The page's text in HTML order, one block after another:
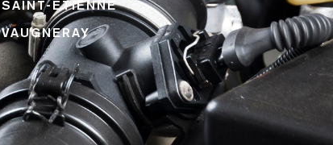
SAINT-ETIENNE
VAUGNERAY